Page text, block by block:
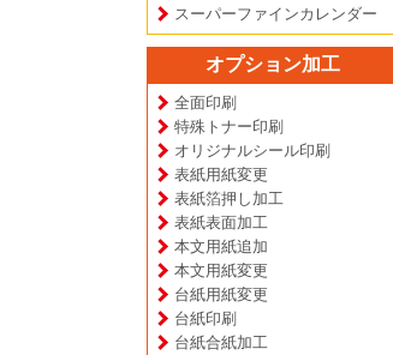
スーパーファインカレンダー
オプション加工
全面印刷
特殊トナー印刷
オリジナルシール印刷
表紙用紙変更
表紙箔押し加工
表紙表面加工
本文用紙追加
本文用紙変更
台紙用紙変更
台紙印刷
台紙合紙加工